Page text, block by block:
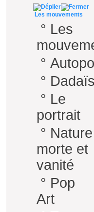
Les mouvements
° Les
°
°
° Le
portrait
° Nature
morte et
vanité
° Pop
Art